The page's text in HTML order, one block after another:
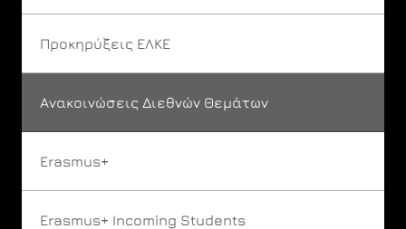
Προκηρύξεις ΕΛΚΕ
Ανακοινώσεις Διεθνών Θεμάτων
Erasmus+
Erasmus+ Incoming Students